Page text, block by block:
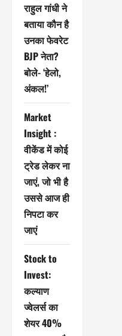
राहुल गांधी ने
बताया कौन है
उनका फेवरेट
BJP नेता?
बोले- ‘हेलो,
अंकल!’
Market
Insight :
वीकेंड में कोई
ट्रेड लेकर ना
जाएं, जो भी है
उससे आज ही
निपटा कर
जाएं
Stock to
Invest:
कल्याण
ज्वेलर्स का
शेयर 40%